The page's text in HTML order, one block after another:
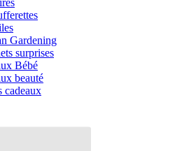
Gardening
surprises
Bébé
beauté
cadeaux